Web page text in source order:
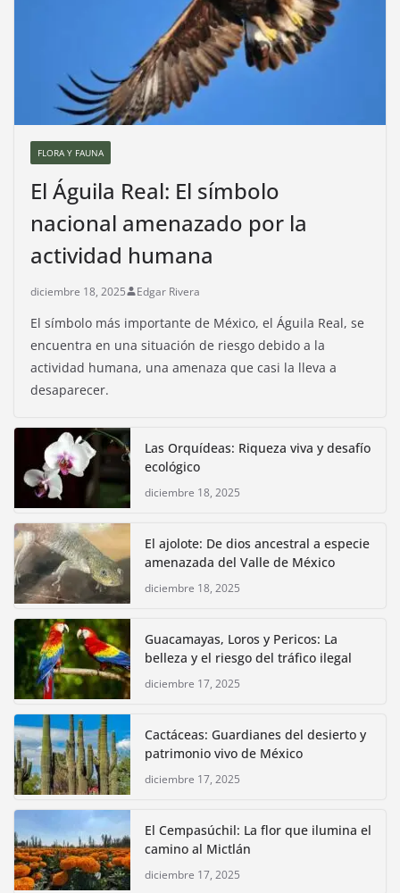
FLORA Y FAUNA
El Águila Real: El símbolo
nacional amenazado por la
actividad humana
diciembre 18, 2025 Edgar Rivera
El símbolo más importante de México, el Águila Real, se
encuentra en una situación de riesgo debido a la
actividad humana, una amenaza que casi la lleva a
desaparecer.
Las Orquídeas: Riqueza viva y desafío
ecológico
diciembre 18, 2025
El ajolote: De dios ancestral a especie
amenazada del Valle de México
diciembre 18, 2025
Guacamayas, Loros y Pericos: La
belleza y el riesgo del tráfico ilegal
diciembre 17, 2025
Cactáceas: Guardianes del desierto y
patrimonio vivo de México
diciembre 17, 2025
El Cempasúchil: La flor que ilumina el
camino al Mictlán
diciembre 17, 2025